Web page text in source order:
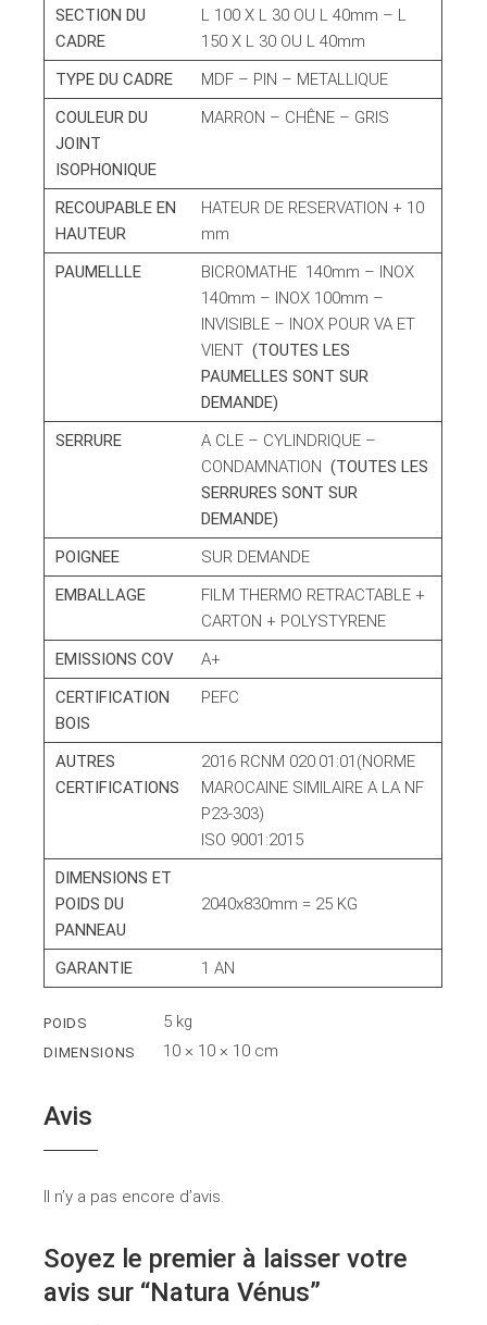
SECTION DU
CADRE
L 100 X L 30 OU L 40mm – L
150 X L 30 OU L 40mm
TYPE DU CADRE
MDF – PIN – METALLIQUE
COULEUR DU
JOINT
ISOPHONIQUE
MARRON – CHÊNE – GRIS
RECOUPABLE EN
HAUTEUR
HATEUR DE RESERVATION + 10
mm
PAUMELLLE
BICROMATHE 140mm – INOX
140mm – INOX 100mm –
INVISIBLE – INOX POUR VA ET
VIENT (TOUTES LES
PAUMELLES SONT SUR
DEMANDE)
SERRURE
A CLE – CYLINDRIQUE –
CONDAMNATION(TOUTES LES
SERRURES SONT SUR
DEMANDE)
POIGNEE
SUR DEMANDE
EMBALLAGE
FILM THERMO RETRACTABLE +
CARTON + POLYSTYRENE
EMISSIONS COV
A+
CERTIFICATION
BOIS
PEFC
AUTRES
CERTIFICATIONS
2016 RCNM 020.01:01(NORME
MAROCAINE SIMILAIRE A LA NF
P23-303)
ISO 9001:2015
DIMENSIONS ET
POIDS DU
PANNEAU
2040x830mm = 25 KG
GARANTIE 1 AN
POIDS 5 kg
DIMENSIONS 10 × 10 × 10 cm
Avis
Il n’y a pas encore d’avis.
Soyez le premier à laisser votre
avis sur “Natura Vénus”